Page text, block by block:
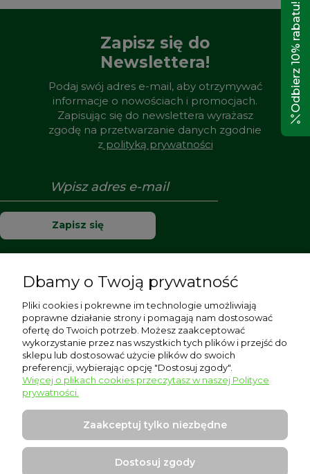
Zapisz się do
Newslettera!
Podaj swój adres e-mail, aby otrzymywać
informacje o nowościach i promocjach.
Zapisując się do newslettera wyrażasz
zgodę na przetwarzanie danych zgodnie
zpolityką prywatności
Zapisz się
Moje konto
Płatności i dostawa
Informacje
Dbamy o Twoją prywatność
Pliki cookies i pokrewne im technologie umożliwiają
poprawne działanie strony i pomagają nam dostosować
ofertę do Twoich potrzeb. Możesz zaakceptować
wykorzystanie przez nas wszystkich tych plików i przejść do
sklepu lub dostosować użycie plików do swoich
preferencji, wybierając opcję "Dostosuj zgody".
Więcej o plikach cookies przeczytasz w naszej Polityce
prywatności.
Zaakceptuj tylko niezbędne
Dostosuj zgody
Odbierz 10% rabatu!